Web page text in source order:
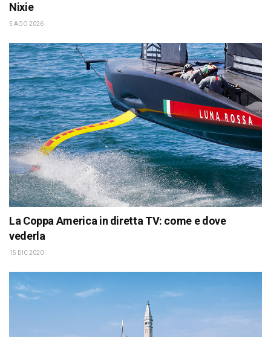
Nixie
5 AGO 2026
La Coppa America in diretta TV: come e dove
vederla
15 DIC 2020